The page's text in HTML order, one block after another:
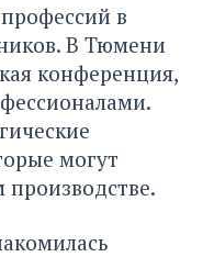
в
В Тюмени
конференция,
могут
производстве.